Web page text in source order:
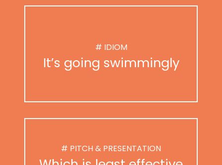
# IDIOM
It’s going swimmingly
# PITCH & PRESENTATION